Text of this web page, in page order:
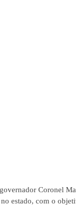
Coronel
no estado, com o